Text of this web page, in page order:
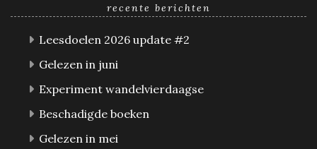
recente berichten
Leesdoelen 2026 update #2
Gelezen in juni
Experiment wandelvierdaagse
Beschadigde boeken
Gelezen in mei